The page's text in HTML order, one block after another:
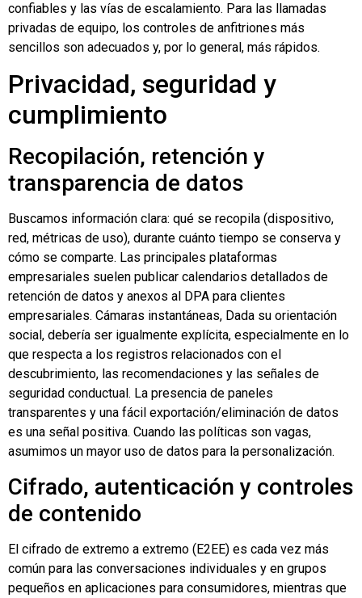
confiables y las vías de escalamiento. Para las llamadas
privadas de equipo, los controles de anfitriones más
sencillos son adecuados y, por lo general, más rápidos.
Privacidad, seguridad y
cumplimiento
Recopilación, retención y
transparencia de datos
Buscamos información clara: qué se recopila (dispositivo,
red, métricas de uso), durante cuánto tiempo se conserva y
cómo se comparte. Las principales plataformas
empresariales suelen publicar calendarios detallados de
retención de datos y anexos al DPA para clientes
empresariales. Cámaras instantáneas, Dada su orientación
social, debería ser igualmente explícita, especialmente en lo
que respecta a los registros relacionados con el
descubrimiento, las recomendaciones y las señales de
seguridad conductual. La presencia de paneles
transparentes y una fácil exportación/eliminación de datos
es una señal positiva. Cuando las políticas son vagas,
asumimos un mayor uso de datos para la personalización.
Cifrado, autenticación y controles
de contenido
El cifrado de extremo a extremo (E2EE) es cada vez más
común para las conversaciones individuales y en grupos
pequeños en aplicaciones para consumidores, mientras que